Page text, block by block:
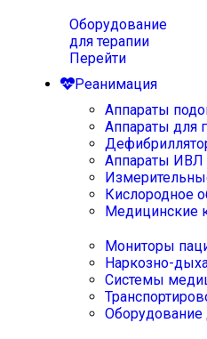
Оборудование
для терапии
Перейти
Реанимация
Аппараты
Аппараты для
Аппараты ИВЛ
Кислородное
Медицинские
Мониторы
Наркозно-
Системы
Оборудование